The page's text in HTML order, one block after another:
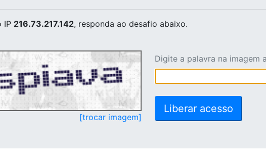
IP 216.73.217.142, responda ao desafio abaixo.
[trocar imagem]
Digite a palavra na imagem